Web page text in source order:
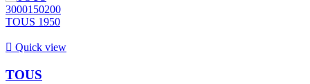
 Quick view
TOUS